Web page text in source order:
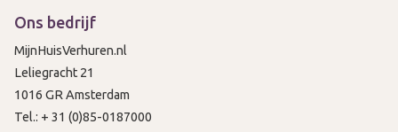
Ons bedrijf
MijnHuisVerhuren.nl
Leliegracht 21
1016 GR Amsterdam
Tel.: + 31 (0)85-0187000